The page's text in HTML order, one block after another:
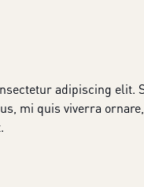
adipiscing elit.
mi quis viverra